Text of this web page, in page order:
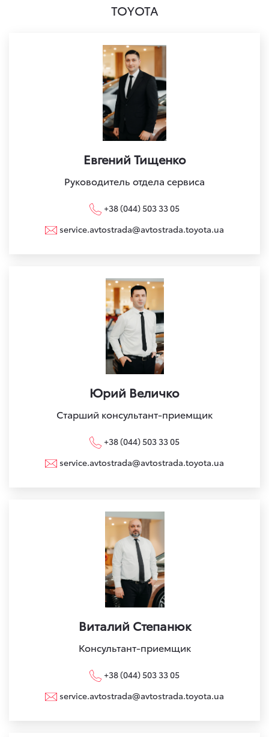
TOYOTA
Евгений Тищенко
Руководитель отдела сервиса
+38 (044) 503 33 05
service.avtostrada@avtostrada.toyota.ua
Юрий Величко
Старший консультант-приемщик
+38 (044) 503 33 05
service.avtostrada@avtostrada.toyota.ua
Виталий Степанюк
Консультант-приемщик
+38 (044) 503 33 05
service.avtostrada@avtostrada.toyota.ua